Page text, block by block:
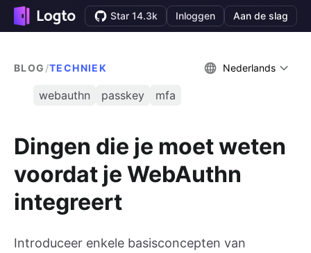
Star 14.3k Inloggen Aan de slag
BLOG /TECHNIEK Nederlands
webauthn passkey mfa
Dingen die je moet weten
voordat je WebAuthn
integreert
Introduceer enkele basisconcepten van